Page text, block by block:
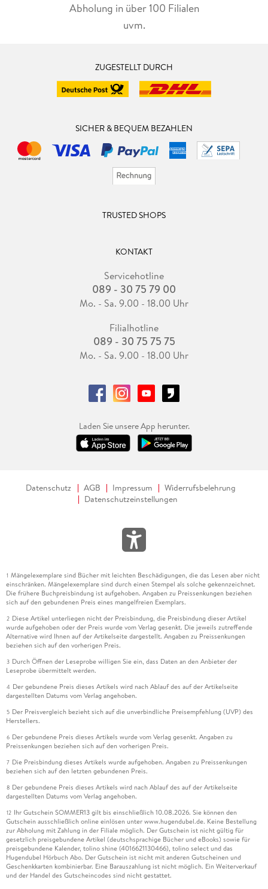
Abholung in über 100 Filialen
uvm.
ZUGESTELLT DURCH
SICHER & BEQUEM BEZAHLEN
TRUSTED SHOPS
KONTAKT
Servicehotline
089 - 30 75 79 00
Mo. - Sa. 9.00 - 18.00 Uhr
Filialhotline
089 - 30 75 75 75
Mo. - Sa. 9.00 - 18.00 Uhr
Laden Sie unsere App herunter.
Datenschutz AGB Impressum
Widerrufsbelehrung
Datenschutzeinstellungen
1 Mängelexemplare sind Bücher mit leichten Beschädigungen, die das Lesen aber nicht
einschränken. Mängelexemplare sind durch einen Stempel als solche gekennzeichnet.
Die frühere Buchpreisbindung ist aufgehoben. Angaben zu Preissenkungen beziehen
sich auf den gebundenen Preis eines mangelfreien Exemplars.
2 Diese Artikel unterliegen nicht der Preisbindung, die Preisbindung dieser Artikel
wurde aufgehoben oder der Preis wurde vom Verlag gesenkt. Die jeweils zutreffende
Alternative wird Ihnen auf der Artikelseite dargestellt. Angaben zu Preissenkungen
beziehen sich auf den vorherigen Preis.
3 Durch Öffnen der Leseprobe willigen Sie ein, dass Daten an den Anbieter der
Leseprobe übermittelt werden.
4 Der gebundene Preis dieses Artikels wird nach Ablauf des auf der Artikelseite
dargestellten Datums vom Verlag angehoben.
5 Der Preisvergleich bezieht sich auf die unverbindliche Preisempfehlung (UVP) des
Herstellers.
6 Der gebundene Preis dieses Artikels wurde vom Verlag gesenkt. Angaben zu
Preissenkungen beziehen sich auf den vorherigen Preis.
7 Die Preisbindung dieses Artikels wurde aufgehoben. Angaben zu Preissenkungen
beziehen sich auf den letzten gebundenen Preis.
8 Der gebundene Preis dieses Artikels wird nach Ablauf des auf der Artikelseite
dargestellten Datums vom Verlag angehoben.
12 Ihr Gutschein SOMMER13 gilt bis einschließlich 10.08.2026. Sie können den
Gutschein ausschließlich online einlösen unter www.hugendubel.de. Keine Bestellung
zur Abholung mit Zahlung in der Filiale möglich. Der Gutschein ist nicht gültig für
gesetzlich preisgebundene Artikel (deutschsprachige Bücher und eBooks) sowie für
preisgebundene Kalender, tolino shine (4016621130466), tolino select und das
Hugendubel Hörbuch Abo. Der Gutschein ist nicht mit anderen Gutscheinen und
Geschenkkarten kombinierbar. Eine Barauszahlung ist nicht möglich. Ein Weiterverkauf
und der Handel des Gutscheincodes sind nicht gestattet.